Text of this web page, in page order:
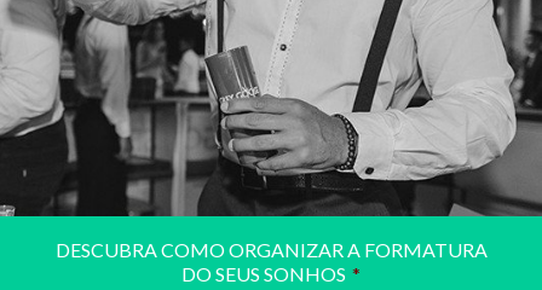
DESCUBRA COMO ORGANIZAR A FORMATURA
DO SEUS SONHOS *